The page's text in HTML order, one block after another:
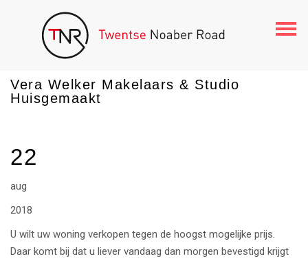
Vera Welker Makelaars & Studio
Huisgemaakt
22
aug
2018
U wilt uw woning verkopen tegen de hoogst mogelijke prijs.
Daar komt bij dat u liever vandaag dan morgen bevestigd krijgt